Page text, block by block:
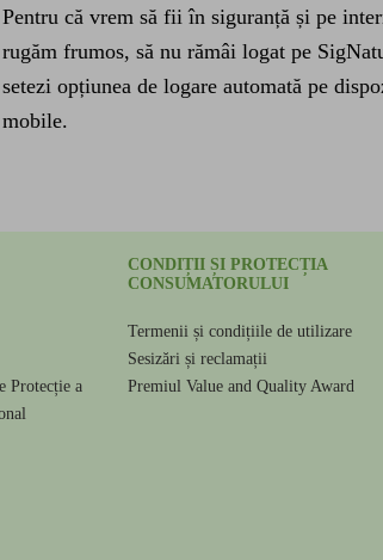
Pentru că vrem să fii în siguranță și pe
rugăm frumos, să nu rămâi logat pe
setezi opțiunea de logare automată pe
mobile.
Protecție a
CONDIȚII ȘI PROTECȚIA
CONSUMATORULUI
Termenii și condițiile de utilizare
Sesizări și reclamații
Premiul Value and Quality Award